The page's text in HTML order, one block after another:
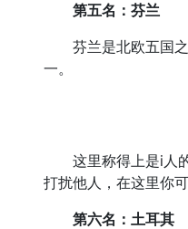
第五名：芬兰
芬兰是北欧五国之
一。
这里称得上是i人的
打扰他人，在这里你
第六名：土耳其